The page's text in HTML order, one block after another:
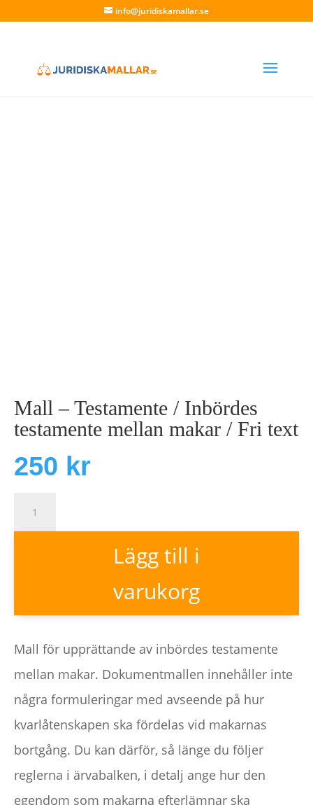
info@juridiskamallar.se
Mall – Testamente / Inbördes
testamente mellan makar / Fri text
250 kr
Mall
-
mellan
makar
/
Fri
text
mängd
Lägg till i
varukorg
Mall för upprättande av inbördes testamente
mellan makar. Dokumentmallen innehåller inte
några formuleringar med avseende på hur
kvarlåtenskapen ska fördelas vid makarnas
bortgång. Du kan därför, så länge du följer
reglerna i ärvabalken, i detalj ange hur den
egendom som makarna efterlämnar ska